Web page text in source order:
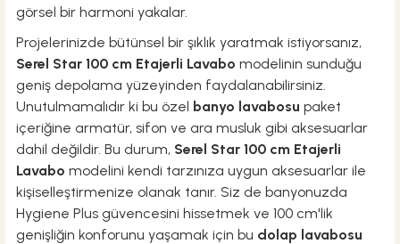
görsel bir harmoni yakalar.
Projelerinizde bütünsel bir şıklık yaratmak istiyorsanız,
Serel Star 100 cm Etajerli Lavabo modelinin sunduğu
geniş depolama yüzeyinden faydalanabilirsiniz.
Unutulmamalıdır ki bu özel banyo lavabosu paket
içeriğine armatür, sifon ve ara musluk gibi aksesuarlar
dahil değildir. Bu durum, Serel Star 100 cm Etajerli
Lavabo modelini kendi tarzınıza uygun aksesuarlar ile
kişiselleştirmenize olanak tanır. Siz de banyonuzda
Hygiene Plus güvencesini hissetmek ve 100 cm'lik
genişliğin konforunu yaşamak için bu dolap lavabosu